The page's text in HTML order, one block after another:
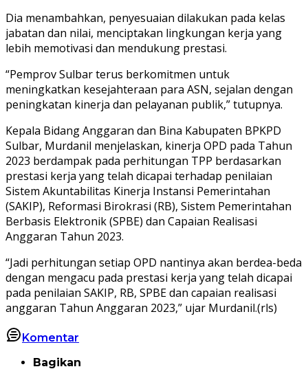
Dia menambahkan, penyesuaian dilakukan pada kelas
jabatan dan nilai, menciptakan lingkungan kerja yang
lebih memotivasi dan mendukung prestasi.
“Pemprov Sulbar terus berkomitmen untuk
meningkatkan kesejahteraan para ASN, sejalan dengan
peningkatan kinerja dan pelayanan publik,” tutupnya.
Kepala Bidang Anggaran dan Bina Kabupaten BPKPD
Sulbar, Murdanil menjelaskan, kinerja OPD pada Tahun
2023 berdampak pada perhitungan TPP berdasarkan
prestasi kerja yang telah dicapai terhadap penilaian
Sistem Akuntabilitas Kinerja Instansi Pemerintahan
(SAKIP), Reformasi Birokrasi (RB), Sistem Pemerintahan
Berbasis Elektronik (SPBE) dan Capaian Realisasi
Anggaran Tahun 2023.
“Jadi perhitungan setiap OPD nantinya akan berdea-beda
dengan mengacu pada prestasi kerja yang telah dicapai
pada penilaian SAKIP, RB, SPBE dan capaian realisasi
anggaran Tahun Anggaran 2023,” ujar Murdanil.(rls)
Komentar
Bagikan